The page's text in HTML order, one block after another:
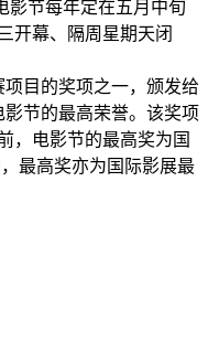
影节每年定在五月中旬
开幕、隔周星期天闭
目的奖项之一，颁发给
节的最高荣誉。该奖项
，电影节的最高奖为国
最高奖亦为国际影展最